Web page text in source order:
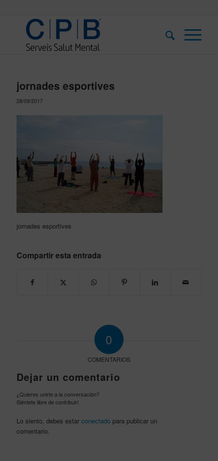
jornades esportives
28/09/2017
jornades esportives
Compartir esta entrada
0
COMENTARIOS
Dejar un comentario
¿Quieres unirte a la conversación?
Siéntete libre de contribuir!
Lo siento, debes estar conectadopara publicar un
comentario.